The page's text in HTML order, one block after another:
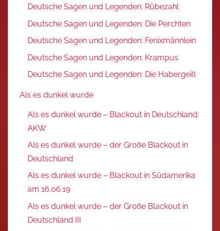
Deutsche Sagen und Legenden: Rübezahl
Deutsche Sagen und Legenden: Die Perchten
Deutsche Sagen und Legenden: Fenixmännlein
Deutsche Sagen und Legenden: Krampus
Deutsche Sagen und Legenden: Die Habergeiß
Als es dunkel wurde
Als es dunkel wurde – Blackout in Deutschland:
AKW
Als es dunkel wurde – der Große Blackout in
Deutschland
Als es dunkel wurde – Blackout in Südamerika
am 16.06.19
Als es dunkel wurde – der Große Blackout in
Deutschland III